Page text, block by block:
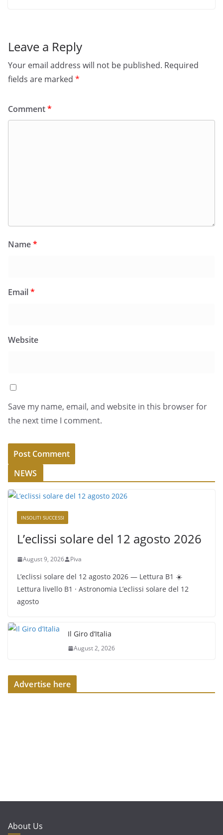
Leave a Reply
Your email address will not be published. Required
fields are marked *
Comment*
Name*
Email*
Website
Save my name, email, and website in this browser for
the next time I comment.
NEWS
INSOLITI SUCCESSI
L’eclissi solare del 12 agosto 2026
August 9, 2026 Piva
L’eclissi solare del 12 agosto 2026 — Lettura B1 ☀️
Lettura livello B1 · Astronomia L’eclissi solare del 12
agosto
Il Giro d’Italia
August 2, 2026
Advertise here
About Us